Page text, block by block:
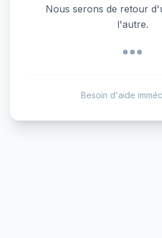
Nous serons de retour
l'autre.
Besoin d'aide